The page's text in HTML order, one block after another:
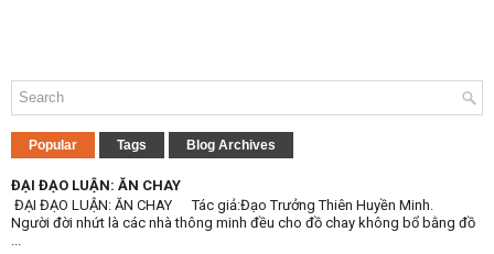
Popular Tags Blog Archives
ĐẠI ĐẠO LUẬN: ĂN CHAY
ĐẠI ĐẠO LUẬN: ĂN CHAY Tác giả:Đạo Trưởng Thiên Huyền Minh.
Người đời nhứt là các nhà thông minh đều cho đồ chay không bổ bằng đồ
...